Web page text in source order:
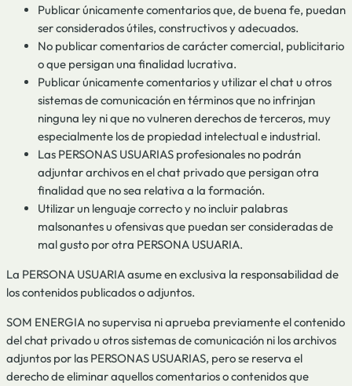
Publicar únicamente comentarios que, de buena fe, puedan
ser considerados útiles, constructivos y adecuados.
No publicar comentarios de carácter comercial, publicitario
o que persigan una finalidad lucrativa.
Publicar únicamente comentarios y utilizar el chat u otros
sistemas de comunicación en términos que no infrinjan
ninguna ley ni que no vulneren derechos de terceros, muy
especialmente los de propiedad intelectual e industrial.
Las PERSONAS USUARIAS profesionales no podrán
adjuntar archivos en el chat privado que persigan otra
finalidad que no sea relativa a la formación.
Utilizar un lenguaje correcto y no incluir palabras
malsonantes u ofensivas que puedan ser consideradas de
mal gusto por otra PERSONA USUARIA.
La PERSONA USUARIA asume en exclusiva la responsabilidad de
los contenidos publicados o adjuntos.
SOM ENERGIA no supervisa ni aprueba previamente el contenido
del chat privado u otros sistemas de comunicación ni los archivos
adjuntos por las PERSONAS USUARIAS, pero se reserva el
derecho de eliminar aquellos comentarios o contenidos que